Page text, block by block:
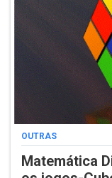
OUTRAS
Matemática